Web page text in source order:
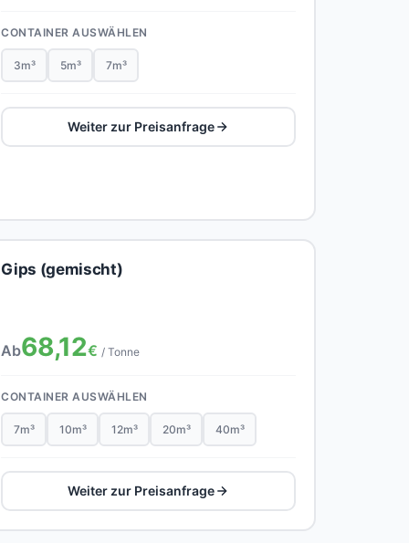
CONTAINER AUSWÄHLEN
3m³ 5m³ 7m³
Weiter zur Preisanfrage
Gips (gemischt)
Ab68,12€ / Tonne
CONTAINER AUSWÄHLEN
7m³ 10m³ 12m³ 20m³ 40m³
Weiter zur Preisanfrage